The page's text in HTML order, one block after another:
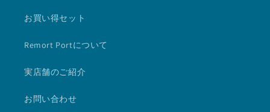
お買い得セット
Remort Portについて
実店舗のご紹介
お問い合わせ